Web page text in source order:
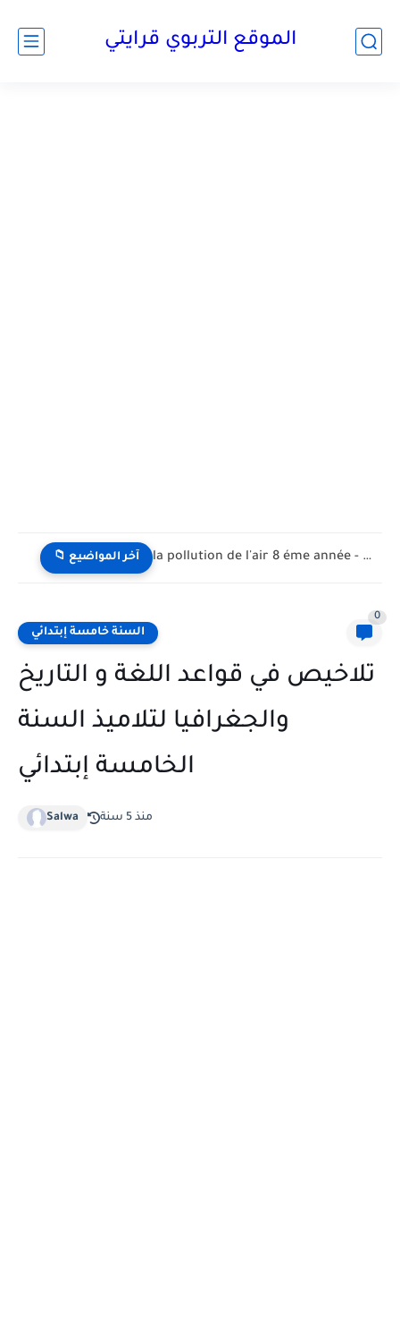
الموقع التربوي قرايتي
📁 آخر المواضيع la pollution de l'air 8 éme année - تلوث الهواء...
السنة خامسة إبتدائي
0
تلاخيص في قواعد اللغة و التاريخ
والجغرافيا لتلاميذ السنة
الخامسة إبتدائي
Salwa منذ 5 سنة